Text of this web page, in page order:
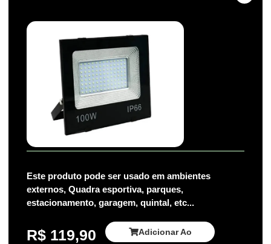
Este produto pode ser usado em ambientes
externos, Quadra esportiva, parques,
estacionamento, garagem, quintal, etc...
R$ 119,90 Adicionar Ao